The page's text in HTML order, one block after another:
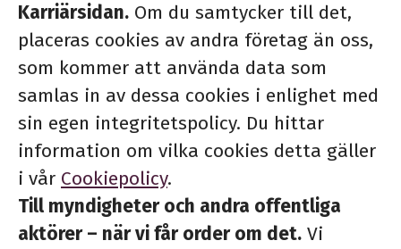
Karriärsidan. Om du samtycker till det,
placeras cookies av andra företag än oss,
som kommer att använda data som
samlas in av dessa cookies i enlighet med
sin egen integritetspolicy. Du hittar
information om vilka cookies detta gäller
i vår Cookiepolicy.
Till myndigheter och andra offentliga
aktörer – när vi får order om det. Vi